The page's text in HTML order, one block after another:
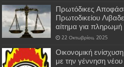
Πρωτόδικες
Πρωτοδικείου
αίτημα για
22 Οκτωβρίου, 2025
Οικονομική
με την γέννηση νέου